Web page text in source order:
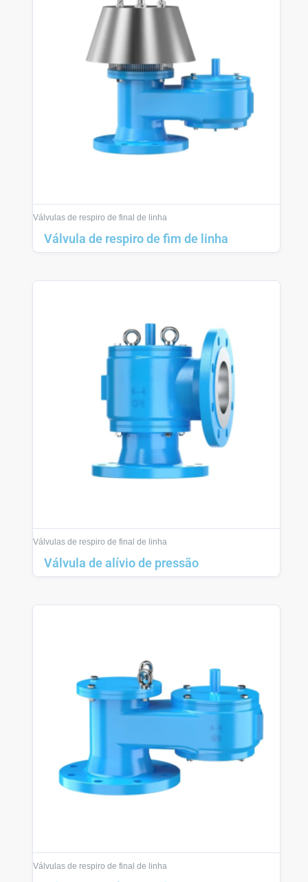
Válvulas de respiro de final de linha
Válvula de respiro de fim de linha
Válvulas de respiro de final de linha
Válvula de alívio de pressão
Válvulas de respiro de final de linha